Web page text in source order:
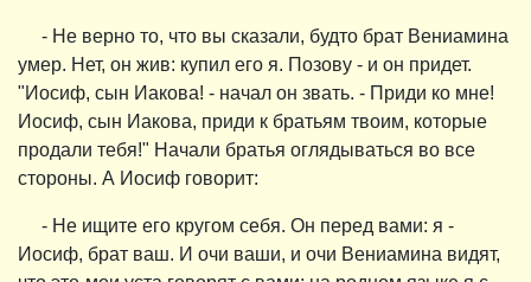
- Не верно то, что вы сказали, будто брат Вениамина
умер. Нет, он жив: купил его я. Позову - и он придет.
"Иосиф, сын Иакова! - начал он звать. - Приди ко мне!
Иосиф, сын Иакова, приди к братьям твоим, которые
продали тебя!" Начали братья оглядываться во все
стороны. А Иосиф говорит:
- Не ищите его кругом себя. Он перед вами: я -
Иосиф, брат ваш. И очи ваши, и очи Вениамина видят,